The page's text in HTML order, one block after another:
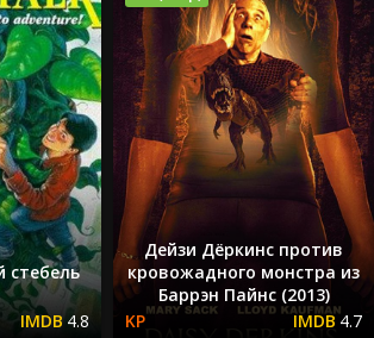
стебель
4.8
Дейзи Дёркинс против
кровожадного монстра из
Баррэн Пайнс (2013)
4.7